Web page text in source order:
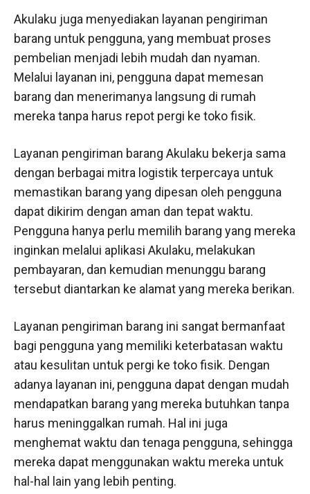
Akulaku juga menyediakan layanan pengiriman
barang untuk pengguna, yang membuat proses
pembelian menjadi lebih mudah dan nyaman.
Melalui layanan ini, pengguna dapat memesan
barang dan menerimanya langsung di rumah
mereka tanpa harus repot pergi ke toko fisik.
Layanan pengiriman barang Akulaku bekerja sama
dengan berbagai mitra logistik terpercaya untuk
memastikan barang yang dipesan oleh pengguna
dapat dikirim dengan aman dan tepat waktu.
Pengguna hanya perlu memilih barang yang mereka
inginkan melalui aplikasi Akulaku, melakukan
pembayaran, dan kemudian menunggu barang
tersebut diantarkan ke alamat yang mereka berikan.
Layanan pengiriman barang ini sangat bermanfaat
bagi pengguna yang memiliki keterbatasan waktu
atau kesulitan untuk pergi ke toko fisik. Dengan
adanya layanan ini, pengguna dapat dengan mudah
mendapatkan barang yang mereka butuhkan tanpa
harus meninggalkan rumah. Hal ini juga
menghemat waktu dan tenaga pengguna, sehingga
mereka dapat menggunakan waktu mereka untuk
hal-hal lain yang lebih penting.